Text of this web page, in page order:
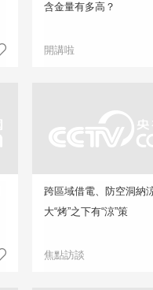
含金量有多高？
開講啦
跨區域借電、防空洞納
大“烤”之下有“涼”策
焦點訪談